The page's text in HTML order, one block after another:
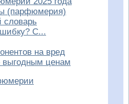
(парфюмерия)
С...
на вред
выгодным ценам